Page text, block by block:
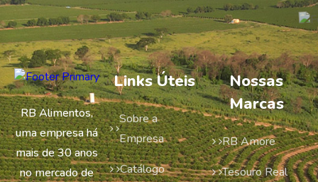
RB Alimentos,
uma empresa há
mais de 30 anos
no mercado de
Links Úteis
Sobre a
Empresa
Catálogo
Nossas
Marcas
RB Amore
Tesouro Real